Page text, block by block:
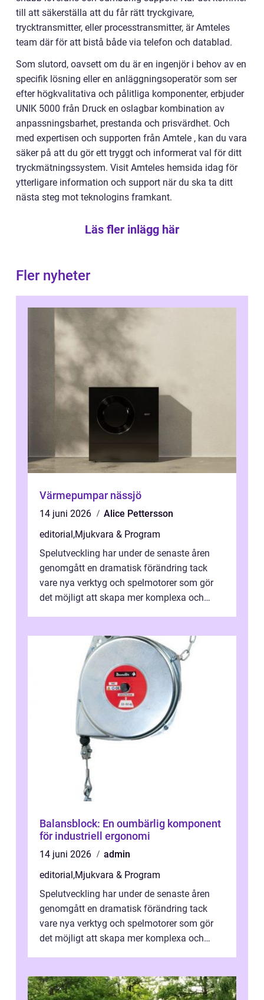
till att säkerställa att du får rätt tryckgivare,
trycktransmitter, eller processtransmitter, är Amteles
team där för att bistå både via telefon och datablad.
Som slutord, oavsett om du är en ingenjör i behov av en
specifik lösning eller en anläggningsoperatör som ser
efter högkvalitativa och pålitliga komponenter, erbjuder
UNIK 5000 från Druck en oslagbar kombination av
anpassningsbarhet, prestanda och prisvärdhet. Och
med expertisen och supporten från Amtele , kan du vara
säker på att du gör ett tryggt och informerat val för ditt
tryckmätningssystem. Visit Amteles hemsida idag för
ytterligare information och support när du ska ta ditt
nästa steg mot teknologins framkant.
Läs fler inlägg här
Fler nyheter
Värmepumpar nässjö
14 juni 2026
Alice Pettersson
editorial,Mjukvara & Program
Spelutveckling har under de senaste åren
genomgått en dramatisk förändring tack
vare nya verktyg och spelmotorer som gör
det möjligt att skapa mer komplexa och
Balansblock: En oumbärlig komponent
för industriell ergonomi
14 juni 2026
admin
editorial,Mjukvara & Program
Spelutveckling har under de senaste åren
genomgått en dramatisk förändring tack
vare nya verktyg och spelmotorer som gör
det möjligt att skapa mer komplexa och